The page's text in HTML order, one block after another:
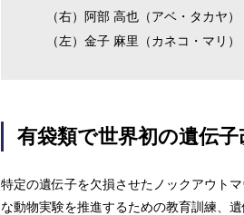
（右）阿部 高也（アベ・タカヤ）
（左）金子 麻里（カネコ・マリ
有袋類で世界初の遺伝子
特定の遺伝子を欠損させたノックアウト
な動物実験を推進するための教育訓練、